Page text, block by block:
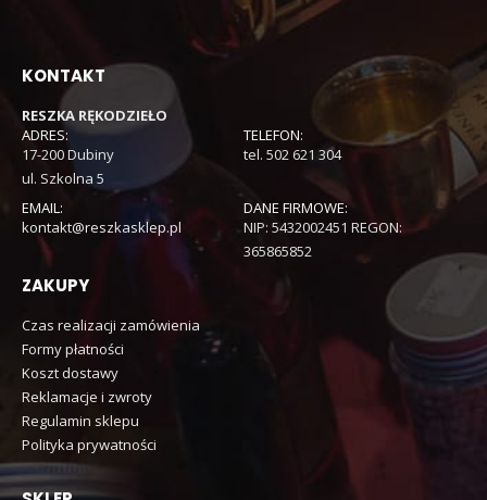
KONTAKT
RESZKA RĘKODZIEŁO
ADRES:
17-200 Dubiny
ul. Szkolna 5
TELEFON:
tel. 502 621 304
EMAIL:
kontakt@reszkasklep.pl
DANE FIRMOWE:
NIP: 5432002451 REGON:
365865852
ZAKUPY
Czas realizacji zamówienia
Formy płatności
Koszt dostawy
Reklamacje i zwroty
Regulamin sklepu
Polityka prywatności